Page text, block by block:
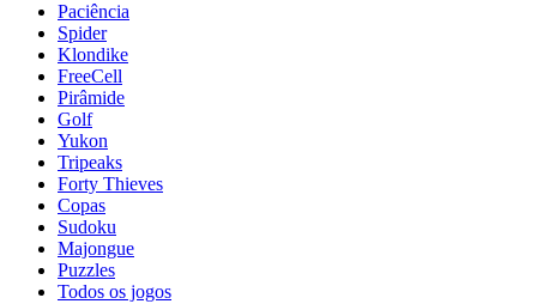
Paciência
Spider
Klondike
FreeCell
Pirâmide
Golf
Yukon
Tripeaks
Forty Thieves
Copas
Sudoku
Majongue
Puzzles
Todos os jogos